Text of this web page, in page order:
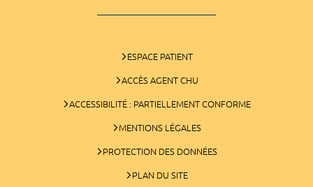
ESPACE PATIENT
ACCÈS AGENT CHU
ACCESSIBILITÉ : PARTIELLEMENT CONFORME
MENTIONS LÉGALES
PROTECTION DES DONNÉES
PLAN DU SITE